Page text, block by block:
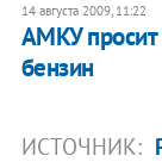
14 августа 2009, 11:22
АМКУ просит
бензин
ИСТОЧНИК: